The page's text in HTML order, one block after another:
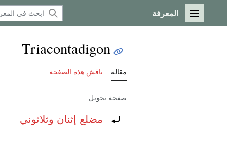
القائمة الرئيسية
المعرفة
Triacontadigon
مقالة ناقش هذه الصفحة
صفحة تحويل
تحويل إلى:مضلع إثنان وثلاثوني